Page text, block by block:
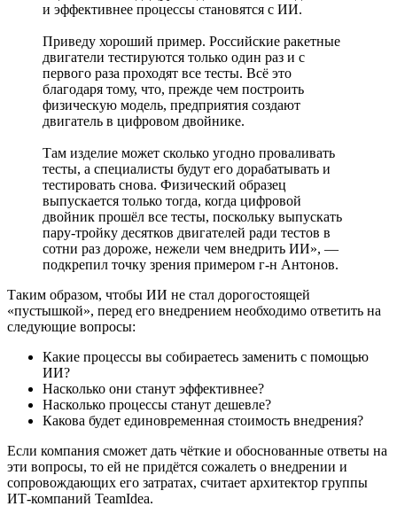
и эффективнее процессы становятся с ИИ.
Приведу хороший пример. Российские ракетные
двигатели тестируются только один раз и с
первого раза проходят все тесты. Всё это
благодаря тому, что, прежде чем построить
физическую модель, предприятия создают
двигатель в цифровом двойнике.
Там изделие может сколько угодно проваливать
тесты, а специалисты будут его дорабатывать и
тестировать снова. Физический образец
выпускается только тогда, когда цифровой
двойник прошёл все тесты, поскольку выпускать
пару-тройку десятков двигателей ради тестов в
сотни раз дороже, нежели чем внедрить ИИ», —
подкрепил точку зрения примером г-н Антонов.
Таким образом, чтобы ИИ не стал дорогостоящей
«пустышкой», перед его внедрением необходимо ответить на
следующие вопросы:
Какие процессы вы собираетесь заменить с помощью
ИИ?
Насколько они станут эффективнее?
Насколько процессы станут дешевле?
Какова будет единовременная стоимость внедрения?
Если компания сможет дать чёткие и обоснованные ответы на
эти вопросы, то ей не придётся сожалеть о внедрении и
сопровождающих его затратах, считает архитектор группы
ИТ-компаний TeamIdea.